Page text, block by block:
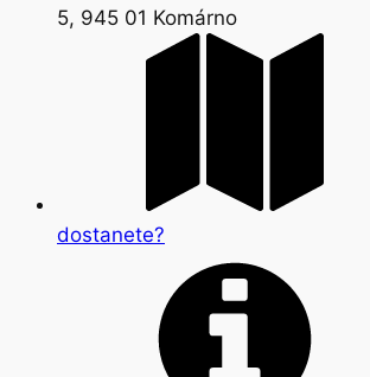
5, 945 01 Komárno
dostanete?